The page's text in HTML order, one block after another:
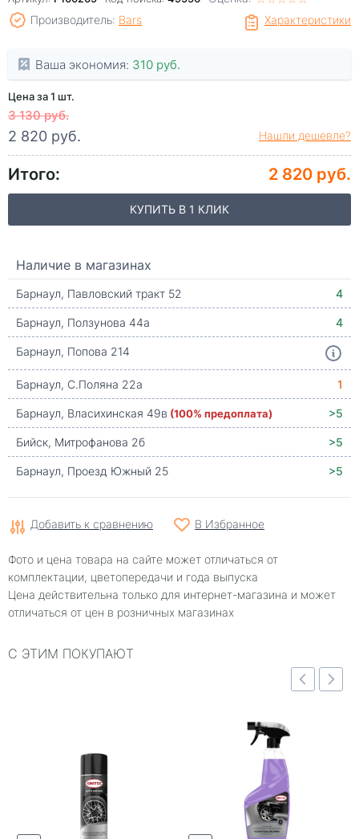
Характеристики
Производитель: Bars
Ваша экономия: 310 руб.
Цена за 1 шт.
3 130 руб.
2 820 руб. Нашли дешевле?
Итого: 2 820 руб.
КУПИТЬ В 1 КЛИК
Наличие в магазинах
Барнаул, Павловский тракт 52
4
Барнаул, Ползунова 44а
4
Барнаул, Попова 214
Барнаул, С.Поляна 22а
1
Барнаул, Власихинская 49в (100% предоплата)
>5
Бийск, Митрофанова 2б
>5
Барнаул, Проезд Южный 25
>5
Добавить к сравнению В Избранное
Фото и цена товара на сайте может отличаться от
комплектации, цветопередачи и года выпуска
Цена действительна только для интернет-магазина и может
отличаться от цен в розничных магазинах
С ЭТИМ ПОКУПАЮТ
Быстрый просмотр